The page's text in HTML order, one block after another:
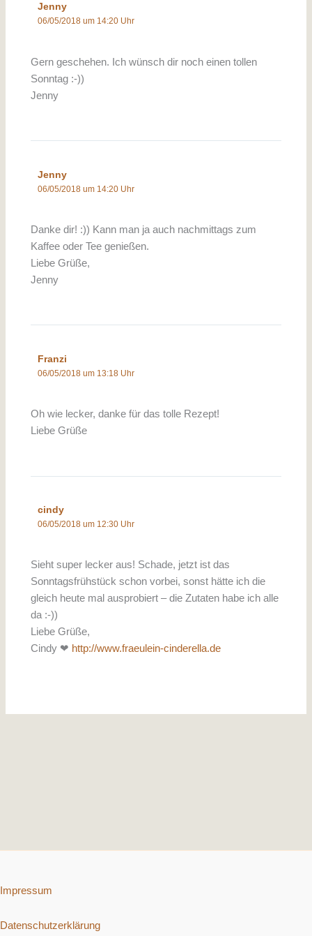
Jenny
06/05/2018 um 14:20 Uhr
Gern geschehen. Ich wünsch dir noch einen tollen
Sonntag :-))
Jenny
Jenny
06/05/2018 um 14:20 Uhr
Danke dir! :)) Kann man ja auch nachmittags zum
Kaffee oder Tee genießen.
Liebe Grüße,
Jenny
Franzi
06/05/2018 um 13:18 Uhr
Oh wie lecker, danke für das tolle Rezept!
Liebe Grüße
cindy
06/05/2018 um 12:30 Uhr
Sieht super lecker aus! Schade, jetzt ist das
Sonntagsfrühstück schon vorbei, sonst hätte ich die
gleich heute mal ausprobiert – die Zutaten habe ich alle
da :-))
Liebe Grüße,
Cindy ❤ http://www.fraeulein-cinderella.de
Impressum
Datenschutzerklärung